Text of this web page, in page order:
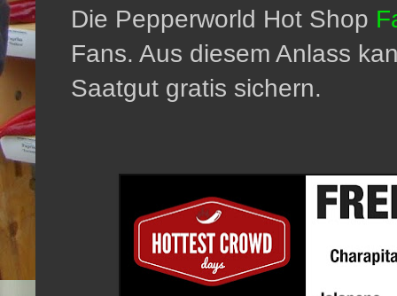
Die Pepperworld Hot Shop
Fans. Aus diesem Anlass
Saatgut gratis sichern.